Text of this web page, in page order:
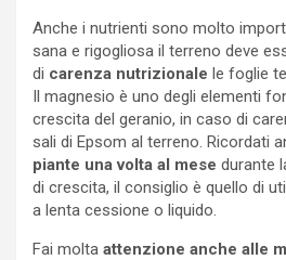
Anche i nutrienti sono molto
sana e rigogliosa il terreno deve
di carenza nutrizionale le foglie
Il magnesio è uno degli elementi
crescita del geranio, in caso di
sali di Epsom al terreno. Ricordati
piante una volta al mese durante
di crescita, il consiglio è quello di
a lenta cessione o liquido.
Fai molta attenzione anche alle